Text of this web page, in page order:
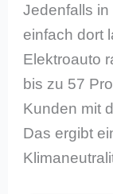
Jedenfalls
einfach dort
Elektroauto
bis zu 57
Kunden mit
Das ergibt